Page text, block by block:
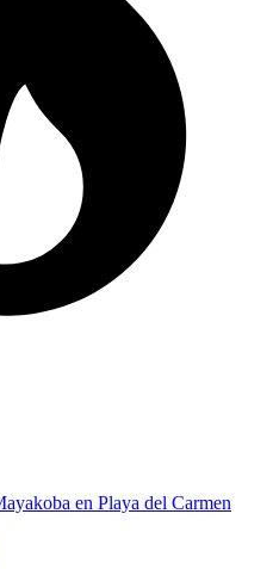
en Playa del Carmen